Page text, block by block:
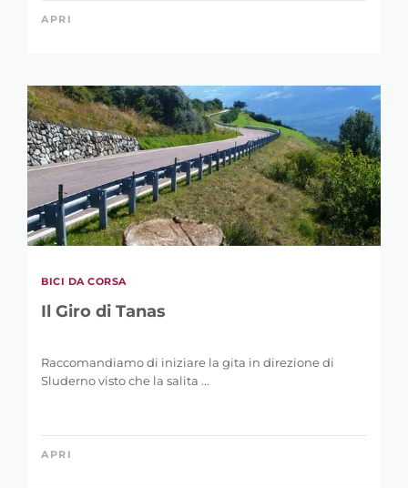
APRI
BICI DA CORSA
Il Giro di Tanas
Raccomandiamo di iniziare la gita in direzione di
Sluderno visto che la salita ...
APRI